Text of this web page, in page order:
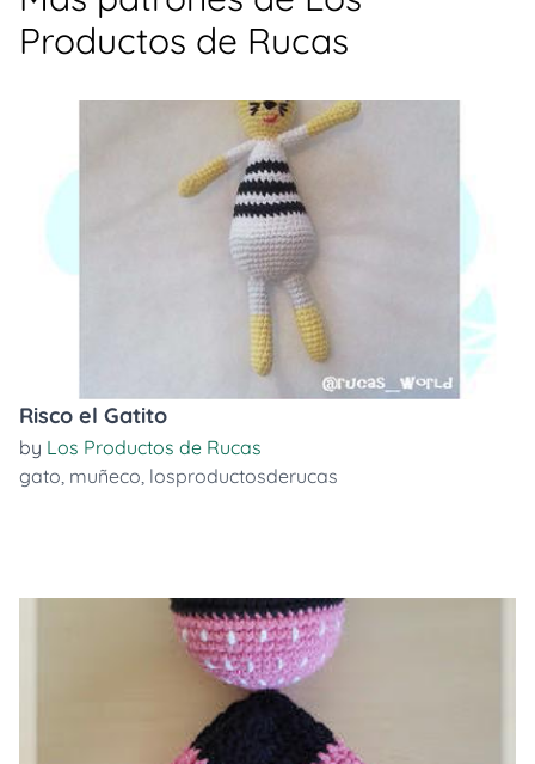
Productos de Rucas
Risco el Gatito
by Los Productos de Rucas
gato, muñeco, losproductosderucas